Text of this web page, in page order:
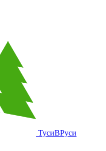
ТусиВРуси